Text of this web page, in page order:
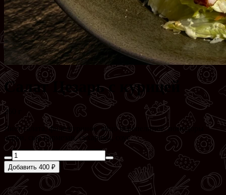
Салат Цезарь с курицей
260 г
Лист салата, филе куриное, яйцо перепелиное, помидоры
черри, сыр пармезан, сухарики, соус
Добавить 400 ₽